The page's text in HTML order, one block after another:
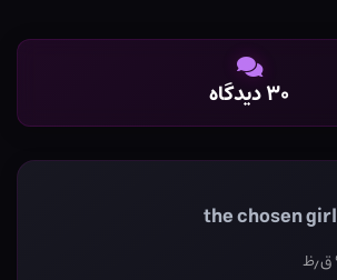
۳۰ دیدگاه
the chosen girl